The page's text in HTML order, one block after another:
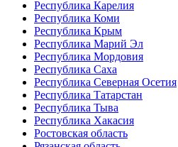
Республика Карелия
Республика Коми
Республика Крым
Республика Марий Эл
Республика Мордовия
Республика Саха
Республика Северная Осетия
Республика Татарстан
Республика Тыва
Республика Хакасия
Ростовская область